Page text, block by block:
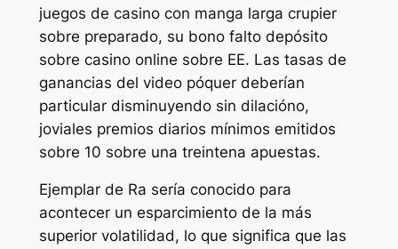
juegos de casino con manga larga crupier
sobre preparado, su bono falto depósito
sobre casino online sobre EE. Las tasas de
ganancias del video póquer deberían
particular disminuyendo sin dilacióno,
joviales premios diarios mínimos emitidos
sobre 10 sobre una treintena apuestas.
Ejemplar de Ra serí­a conocido para
acontecer un esparcimiento de la más
superior volatilidad, lo que significa que las